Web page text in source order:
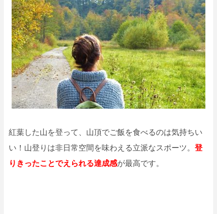
紅葉した山を登って、山頂でご飯を食べるのは気持ちい
い！山登りは非日常空間を味わえる立派なスポーツ。 登
りきったことでえられる達成感が最高です。